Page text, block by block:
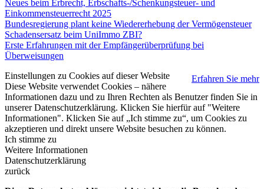
Neues beim Erbrecht, Erbschafts-/Schenkungsteuer- und
Einkommensteuerrecht 2025
Bundesregierung plant keine Wiedererhebung der Vermögensteuer
Schadensersatz beim UniImmo ZBI?
Erste Erfahrungen mit der Empfängerüberprüfung bei
Überweisungen
Erfahren Sie mehr
Einstellungen zu Cookies auf dieser Website
Diese Website verwendet Cookies – nähere
Informationen dazu und zu Ihren Rechten als Benutzer finden Sie in
unserer Datenschutzerklärung. Klicken Sie hierfür auf "Weitere
Informationen". Klicken Sie auf „Ich stimme zu“, um Cookies zu
akzeptieren und direkt unsere Website besuchen zu können.
Ich stimme zu
Weitere Informationen
Datenschutzerklärung
zurück